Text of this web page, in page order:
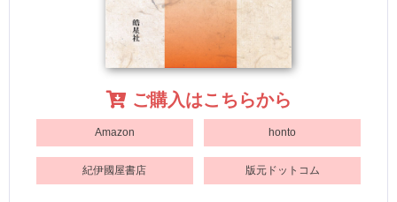
ご購入はこちらから
Amazon honto
紀伊國屋書店 版元ドットコム